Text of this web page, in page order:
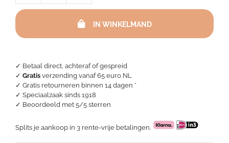
✓ Betaal direct, achteraf of gespreid
✓ Gratis verzending vanaf 65 euro NL
✓ Gratis retourneren binnen 14 dagen *
✓ Speciaalzaak sinds 1918
✓ Beoordeeld met 5/5 sterren
Splits je aankoop in 3 rente-vrije betalingen.
Percal
200
aantal
IN WINKELMAND